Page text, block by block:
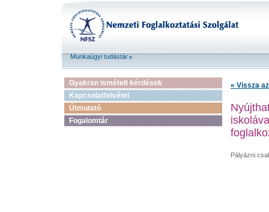
Munkaügyi tudástár
Gyakran ismételt kérdések
Kapcsolatfelvétel
Útmutató
Fogalomtár
« Vissza
Pályázni